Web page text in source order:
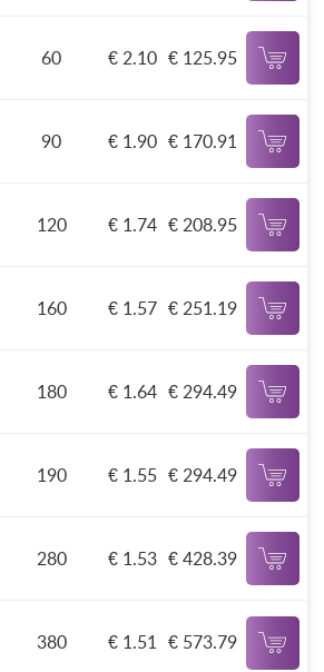
60 € 2.10 € 125.95
90 € 1.90 € 170.91
120 € 1.74 € 208.95
160 € 1.57 € 251.19
180 € 1.64 € 294.49
190 € 1.55 € 294.49
280 € 1.53 € 428.39
380 € 1.51 € 573.79